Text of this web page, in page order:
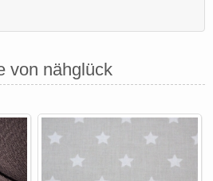
von nähglück